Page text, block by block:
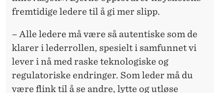
fremtidige ledere til å gi mer slipp.
– Alle ledere må være så autentiske som de
klarer i lederrollen, spesielt i samfunnet vi
lever i nå med raske teknologiske og
regulatoriske endringer. Som leder må du
være flink til å se andre, lytte og utløse